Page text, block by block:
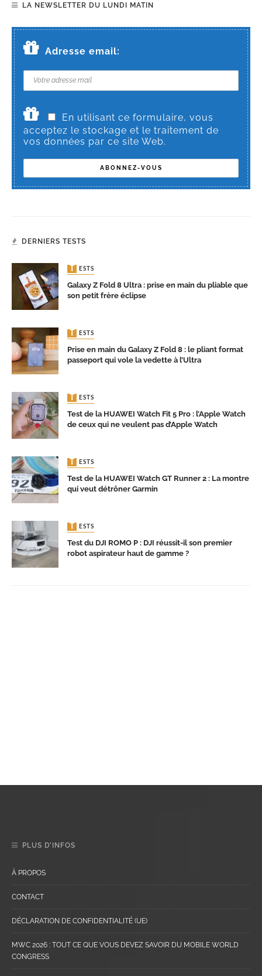
LA NEWSLETTER DU LUNDI MATIN
Adresse email:
En utilisant ce formulaire, vous
acceptez le stockage et le traitement de
vos données par ce site Web.
DERNIERS TESTS
TESTS
Galaxy Z Fold 8 Ultra : prise en main du pliable que
son petit frère éclipse
TESTS
Prise en main du Galaxy Z Fold 8 : le pliant format
passeport qui vole la vedette à l’Ultra
TESTS
Test de la HUAWEI Watch Fit 5 Pro : l’Apple Watch
de ceux qui ne veulent pas d’Apple Watch
TESTS
Test de la HUAWEI Watch GT Runner 2 : La montre
qui veut détrôner Garmin
TESTS
Test du DJI ROMO P : DJI réussit-il son premier
robot aspirateur haut de gamme ?
PLUS D’INFOS
À PROPOS
CONTACT
DÉCLARATION DE CONFIDENTIALITÉ (UE)
MWC 2026 : TOUT CE QUE VOUS DEVEZ SAVOIR DU MOBILE WORLD
CONGRESS